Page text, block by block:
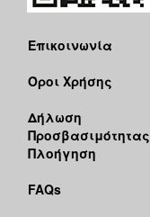
Επικοινωνία
Όροι Χρήσης
Δήλωση
Προσβασιμότητας
Πλοήγηση
FAQs